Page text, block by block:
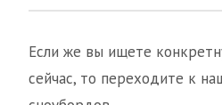
Если же вы ищете
сейчас, то переходите к